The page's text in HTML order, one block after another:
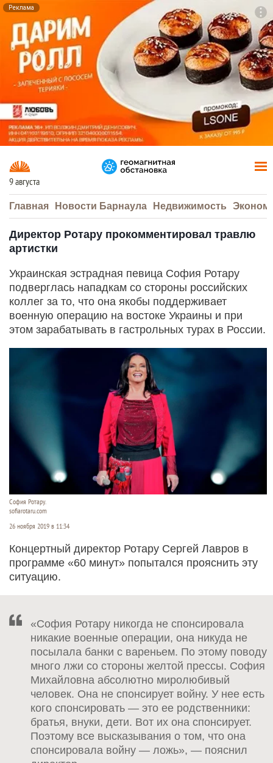
Реклама
9 августа
Главная Новости Барнаула Недвижимость
Директор Ротару прокомментировал травлю
артистки
Украинская эстрадная певица София Ротару
подверглась нападкам со стороны российских
коллег за то, что она якобы поддерживает
военную операцию на востоке Украины и при
этом зарабатывать в гастрольных турах в России.
София Ротару.
sofiarotaru.com
26 ноября 2019 в 11:34
Концертный директор Ротару Сергей Лавров в
программе «60 минут» попытался прояснить эту
ситуацию.
«София Ротару никогда не спонсировала
никакие военные операции, она никуда не
посылала банки с вареньем. По этому поводу
много лжи со стороны желтой прессы. София
Михайловна абсолютно миролюбивый
человек. Она не спонсирует войну. У нее есть
кого спонсировать — это ее родственники:
братья, внуки, дети. Вот их она спонсирует.
Поэтому все высказывания о том, что она
спонсировала войну — ложь», — пояснил